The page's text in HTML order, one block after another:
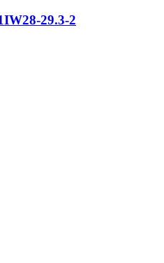
29.3-2